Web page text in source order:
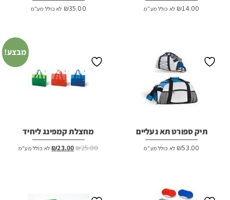
₪14.00 לא כולל מע"מ ₪35.00 לא כולל מע"מ
תיק ספורט תא נעליים
₪53.00 לא כולל מע"מ
מבצע!
מחצלת קמפינג ליחיד
₪25.00
המחיר₪23.00 המחיר
לא כולל מע"מ